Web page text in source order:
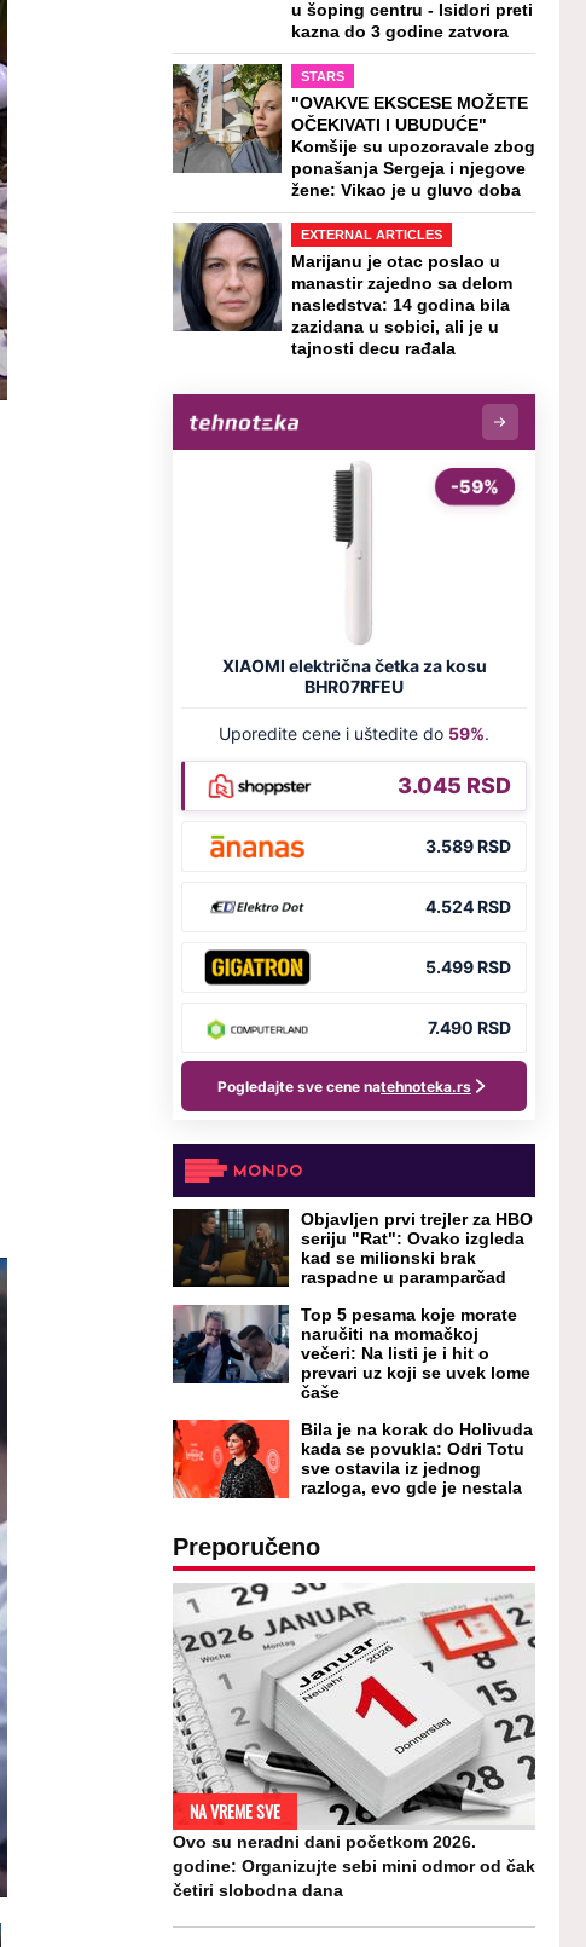
u šoping centru - Isidori preti
kazna do 3 godine zatvora
STARS
"OVAKVE EKSCESE MOŽETE
OČEKIVATI I UBUDUĆE"
Komšije su upozoravale zbog
ponašanja Sergeja i njegove
žene: Vikao je u gluvo doba
EXTERNAL ARTICLES
Marijanu je otac poslao u
manastir zajedno sa delom
nasledstva: 14 godina bila
zazidana u sobici, ali je u
tajnosti decu rađala
Objavljen prvi trejler za HBO
seriju "Rat": Ovako izgleda
kad se milionski brak
raspadne u paramparčad
Top 5 pesama koje morate
naručiti na momačkoj
večeri: Na listi je i hit o
prevari uz koji se uvek lome
čaše
Bila je na korak do Holivuda
kada se povukla: Odri Totu
sve ostavila iz jednog
razloga, evo gde je nestala
Preporučeno
NA VREME SVE
Ovo su neradni dani početkom 2026.
godine: Organizujte sebi mini odmor od čak
četiri slobodna dana